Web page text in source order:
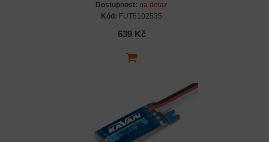
Dostupnost: na dotaz
Kód: FUT5102535
639 Kč